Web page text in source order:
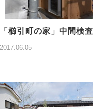
「櫛引町の家」中間検査
2017.06.05